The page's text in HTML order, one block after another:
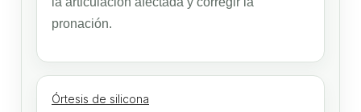
pronación.
Órtesis de silicona